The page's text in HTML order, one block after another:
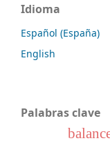
Idioma
Español (España)
English
Palabras clave